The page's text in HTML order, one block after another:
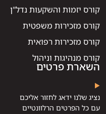
קורס יזמות והשקעות נדל"ן
קורס מזכירות משפטית
קורס מזכירות רפואית
קורס מנהיגות וניהול
השארת פרטים
נציג שלנו ידאג לחזור אליכם
עם כל הפרטים הרלוונטיים